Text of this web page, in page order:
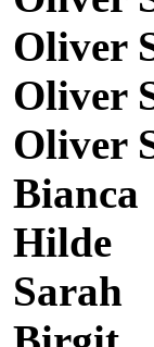
Oliver
Oliver
Oliver
Bianca
Hilde
Sarah